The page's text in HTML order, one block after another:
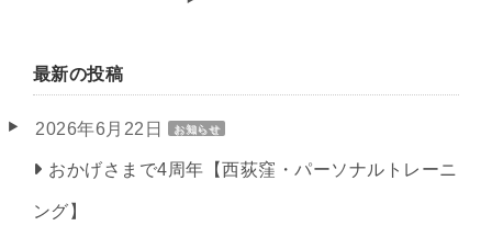
最新の投稿
2026年6月22日 お知らせ
おかげさまで4周年【西荻窪・パーソナルトレーニ
ング】